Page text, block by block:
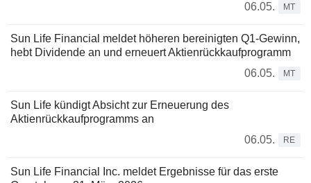
06.05.
MT
Sun Life Financial meldet höheren bereinigten Q1-Gewinn,
hebt Dividende an und erneuert Aktienrückkaufprogramm
06.05.
MT
Sun Life kündigt Absicht zur Erneuerung des
Aktienrückkaufprogramms an
06.05.
RE
Sun Life Financial Inc. meldet Ergebnisse für das erste